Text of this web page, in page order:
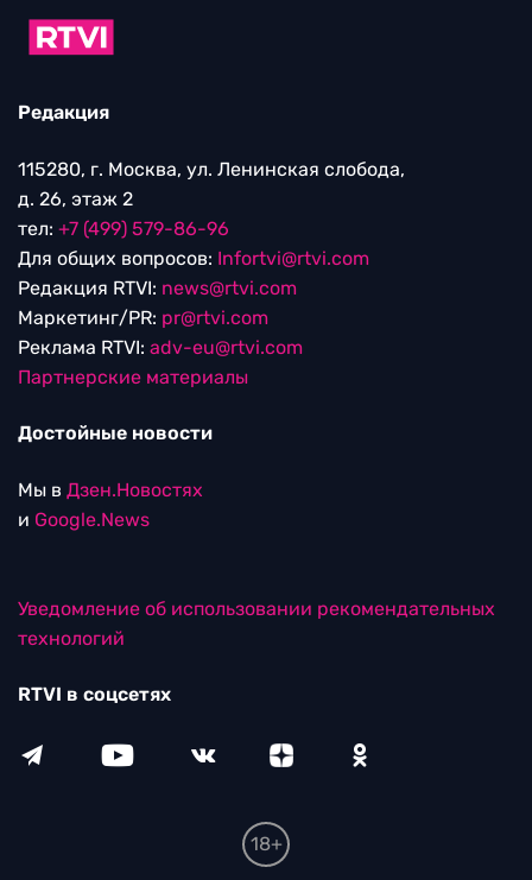
Редакция
115280, г. Москва, ул. Ленинская слобода,
д. 26, этаж 2
тел: +7 (499) 579-86-96
Для общих вопросов: Infortvi@rtvi.com
Редакция RTVI: news@rtvi.com
Маркетинг/PR: pr@rtvi.com
Реклама RTVI: adv-eu@rtvi.com
Партнерские материалы
Достойные новости
Мы в Дзен.Новостях
и Google.News
Уведомление об использовании рекомендательных
технологий
RTVI в соцсетях
18+